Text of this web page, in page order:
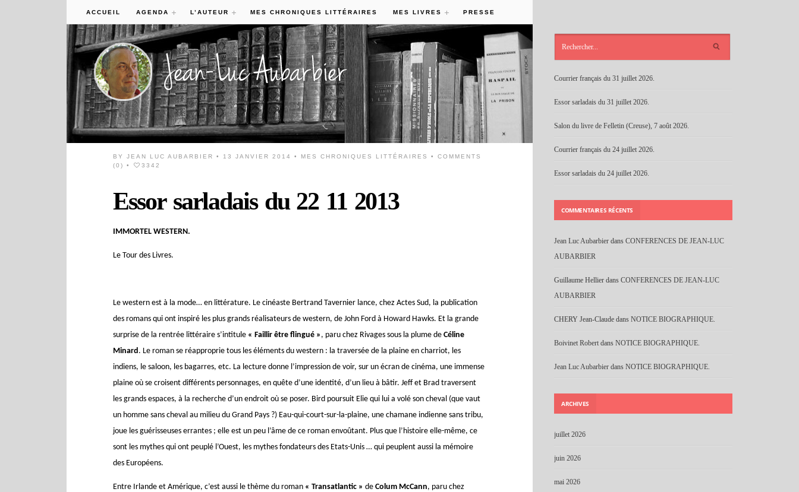
ACCUEIL AGENDA L’AUTEUR MES CHRONIQUES LITTÉRAIRES MES LIVRES PRESSE
BYJEAN LUC AUBARBIER • 13 JANVIER 2014 • MES CHRONIQUES LITTÉRAIRES •COMMENTS
(0)
• 3342
Essor sarladais du 22 11 2013
IMMORTEL WESTERN.
Le Tour des Livres.
Le western est à la mode… en littérature. Le cinéaste Bertrand Tavernier lance, chez Actes Sud, la publication
des romans qui ont inspiré les plus grands réalisateurs de western, de John Ford à Howard Hawks. Et la grande
surprise de la rentrée littéraire s’intitule « Faillir être flingué » , paru chez Rivages sous la plume deCéline
Minard. Le roman se réapproprie tous les éléments du western : la traversée de la plaine en charriot, les
indiens, le saloon, les bagarres, etc. La lecture donne l’impression de voir, sur un écran de cinéma, une immense
plaine où se croisent différents personnages, en quête d’une identité, d’un lieu à bâtir. Jeff et Brad traversent
les grands espaces, à la recherche d’un endroit où se poser. Bird poursuit Elie qui lui a volé son cheval (que vaut
un homme sans cheval au milieu du Grand Pays ?) Eau-qui-court-sur-la-plaine, une chamane indienne sans tribu,
joue les guérisseuses errantes ; elle est un peu l’âme de ce roman envoûtant. Plus que l’histoire elle-même, ce
sont les mythes qui ont peuplé l’Ouest, les mythes fondateurs des Etats-Unis … qui peuplent aussi la mémoire
des Européens.
Entre Irlande et Amérique, c’est aussi le thème du roman « Transatlantic » deColum McCann, paru chez
Courrier français du 31 juillet 2026.
Essor sarladais du 31 juillet 2026.
Salon du livre de Felletin (Creuse), 7 août 2026.
Courrier français du 24 juillet 2026.
Essor sarladais du 24 juillet 2026.
COMMENTAIRES RÉCENTS
Jean Luc Aubarbier dans CONFERENCES DE JEAN-LUC
AUBARBIER
Guillaume Hellier dans CONFERENCES DE JEAN-LUC
AUBARBIER
CHERY Jean-Claude dans NOTICE BIOGRAPHIQUE.
Boivinet Robert dans NOTICE BIOGRAPHIQUE.
Jean Luc Aubarbier dans NOTICE BIOGRAPHIQUE.
ARCHIVES
juillet 2026
juin 2026
mai 2026